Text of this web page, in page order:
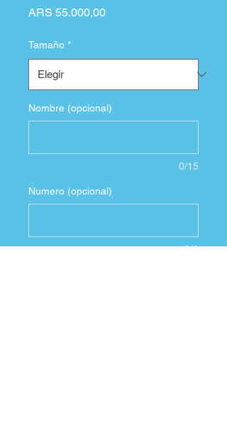
ARS 55.000,00Precio
Tamaño *
Nombre (opcional)
0/15
Numero (opcional)
0/3